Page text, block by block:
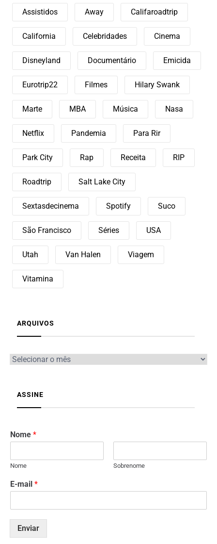
Assistidos Away Califaroadtrip
California Celebridades Cinema
Disneyland Documentário Emicida
Eurotrip22 Filmes Hilary Swank
Marte MBA Música Nasa
Netflix Pandemia Para Rir
Park City Rap Receita RIP
Roadtrip Salt Lake City
Sextasdecinema Spotify Suco
São Francisco Séries USA
Utah Van Halen Viagem
Vitamina
ARQUIVOS
ASSINE
Nome *
Nome Sobrenome
E-mail *
Enviar